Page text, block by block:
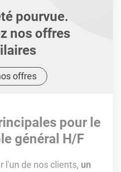
pourvue.
nos offres
offres
pour le
général H/F
l'un de nos clients, un